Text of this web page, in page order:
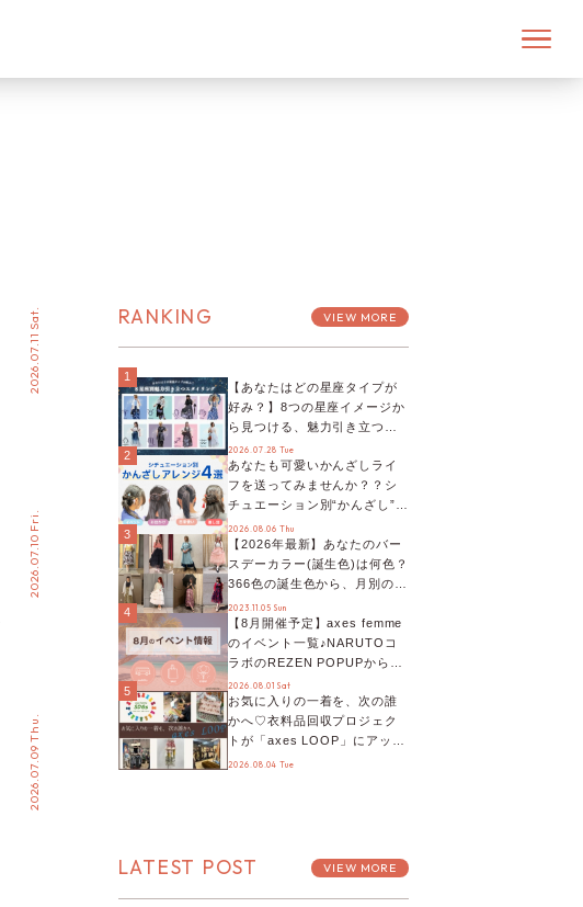
2026.07.11 Sat.
2026.07.10 Fri.
2026.07.09 Thu.
RANKING VIEW MORE
1
【あなたはどの星座タイプが
好み？】8つの星座イメージか
ら見つける、魅力引き立つス
タイリング♡
2026.07.28 Tue
2
あなたも可愛いかんざしライ
フを送ってみませんか？？シ
チュエーション別“かんざし”の
オススメ【ショップスタッフ
編集部】
2026.08.06 Thu
3
【2026年最新】あなたのバー
スデーカラー(誕生色)は何色？
366色の誕生色から、月別の誕
生色、バースデーカラーコー
デまでご紹介♡
2023.11.05 Sun
4
【8月開催予定】axes femme
のイベント一覧♪NARUTOコ
ラボのREZEN POPUPから、
プチYour Stage.、ティーパー
ティまで！8月の特別なイベン
トをチェック◎
2026.08.01 Sat
5
お気に入りの一着を、次の誰
かへ♡衣料品回収プロジェク
トが「axes LOOP」にアップ
デート！活用するとポイント
2026.08.04 Tue
LATEST POST VIEW MORE